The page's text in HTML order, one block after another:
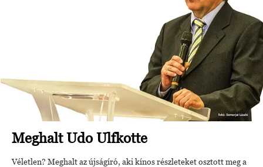
Meghalt Udo Ulfkotte
Véletlen? Meghalt az újságíró, aki kínos részleteket osztott meg a